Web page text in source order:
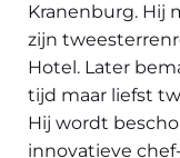
Kranenburg. Hij
zijn
Hotel. Later
tijd maar liefst
Hij wordt
innovatieve